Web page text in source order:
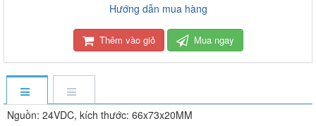
Hướng dẫn mua hàng
Thêm vào giỏ Mua ngay
Nguồn: 24VDC, kích thước: 66x73x20MM